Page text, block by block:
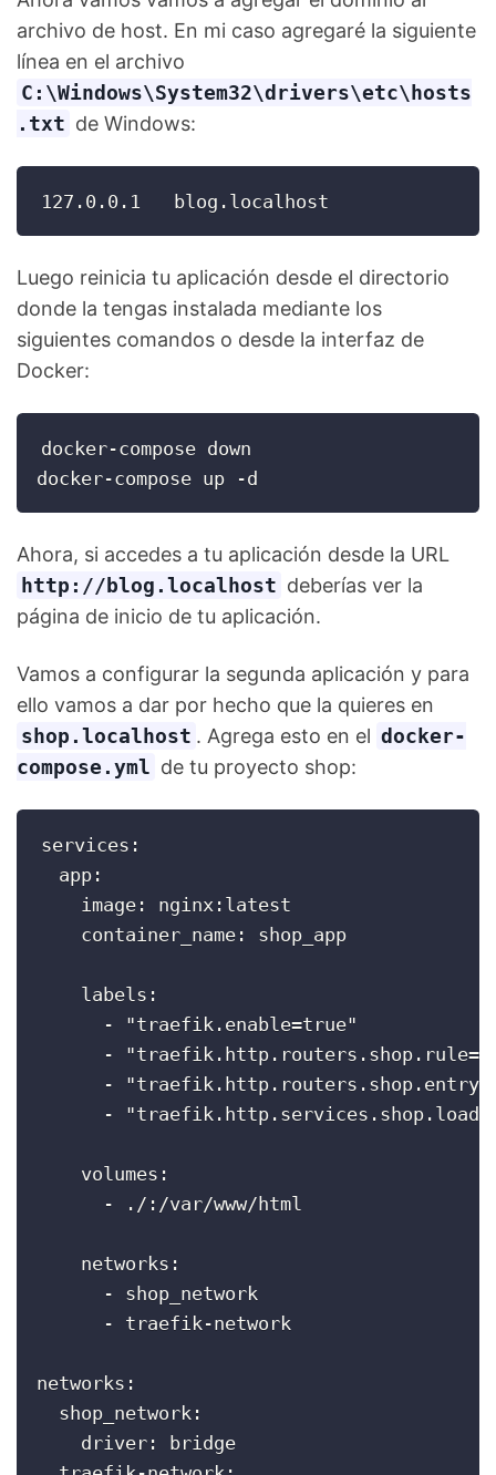
archivo de host. En mi caso agregaré la siguiente
línea en el archivo
C:\Windows\System32\drivers\etc\hosts
.txt de Windows:
127.0.0.1   blog.localhost
Luego reinicia tu aplicación desde el directorio
donde la tengas instalada mediante los
siguientes comandos o desde la interfaz de
Docker:
docker-compose down
docker-compose up -d
Ahora, si accedes a tu aplicación desde la URL
http://blog.localhost deberías ver la
página de inicio de tu aplicación.
Vamos a configurar la segunda aplicación y para
ello vamos a dar por hecho que la quieres en
shop.localhost . Agrega esto en el docker-
compose.yml de tu proyecto shop:
services:
  app:
    image: nginx:latest
    container_name: shop_app
    labels:
      - "traefik.enable=true"
-
-
-
    volumes:
      - ./:/var/www/html
    networks:
      - shop_network
      - traefik-network
networks:
  shop_network:
    driver: bridge